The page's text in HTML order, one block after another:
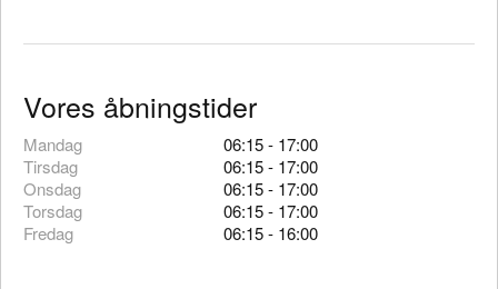
Vores åbningstider
Mandag
06:15 - 17:00
Tirsdag
06:15 - 17:00
Onsdag
06:15 - 17:00
Torsdag
06:15 - 17:00
Fredag
06:15 - 16:00